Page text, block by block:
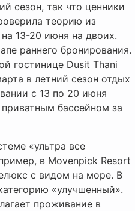
сезон, так что ценники
теорию из
13-20 июня на двоих.
раннего бронирования.
гостинице Dusit Thani
в летний сезон отдых
с 13 по 20 июня
бассейном за
«ультра все
в Movenpick Resort
с видом на море. В
«улучшенный».
проживание в